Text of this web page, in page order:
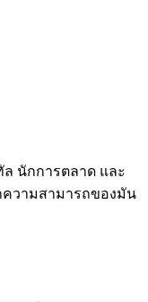
ล นักการตลาด และ
ความสามารถของมัน